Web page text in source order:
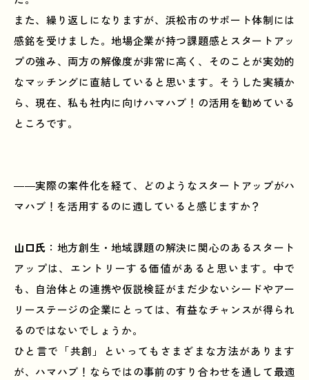
また、繰り返しになりますが、浜松市のサポート体制には
感銘を受けました。地場企業が持つ課題感とスタートアッ
プの強み、両方の解像度が非常に高く、そのことが実効的
なマッチングに直結していると思います。そうした実績か
ら、現在、私も社内に向けハマハブ！の活用を勧めている
ところです。
――実際の案件化を経て、どのようなスタートアップがハ
マハブ！を活用するのに適していると感じますか？
山口氏 ：地方創生・地域課題の解決に関心のあるスタート
アップは、エントリーする価値があると思います。中で
も、自治体との連携や仮説検証がまだ少ないシードやアー
リーステージの企業にとっては、有益なチャンスが得られ
るのではないでしょうか。
ひと言で「共創」といってもさまざまな方法があります
が、ハマハブ！ならではの事前のすり合わせを通して最適